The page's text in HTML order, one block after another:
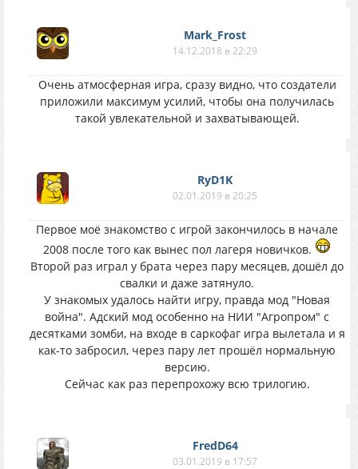
Mark_Frost
14.12.2018 в 22:29
Очень атмосферная игра, сразу видно, что создатели
приложили максимум усилий, чтобы она получилась
такой увлекательной и захватывающей.
RyD1K
02.01.2019 в 20:25
Первое моё знакомство с игрой закончилось в начале
2008 после того как вынес пол лагеря новичков.
Второй раз играл у брата через пару месяцев, дошёл до
свалки и даже затянуло.
У знакомых удалось найти игру, правда мод "Новая
война". Адский мод особенно на НИИ "Агропром" с
десятками зомби, на входе в саркофаг игра вылетала и я
как-то забросил, через пару лет прошёл нормальную
версию.
Сейчас как раз перепрохожу всю трилогию.
FredD64
03.01.2019 в 17:57